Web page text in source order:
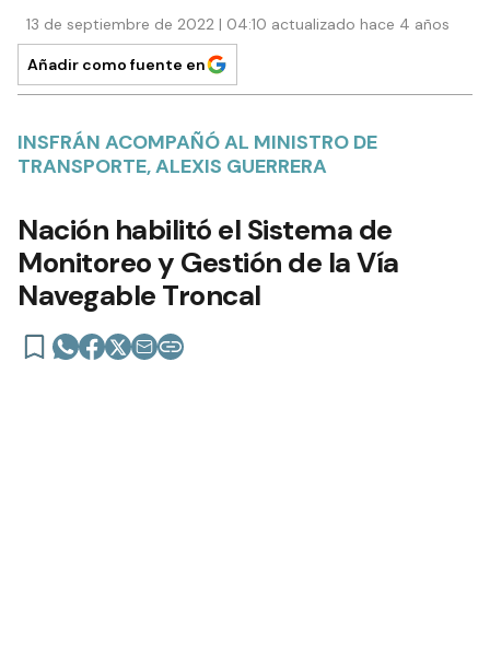
13 de septiembre de 2022 | 04:10 actualizado hace 4 años
Añadir como fuente en
INSFRÁN ACOMPAÑÓ AL MINISTRO DE
TRANSPORTE, ALEXIS GUERRERA
Nación habilitó el Sistema de
Monitoreo y Gestión de la Vía
Navegable Troncal